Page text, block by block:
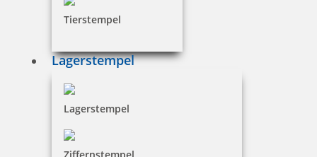
Tierstempel
Lagerstempel
Lagerstempel